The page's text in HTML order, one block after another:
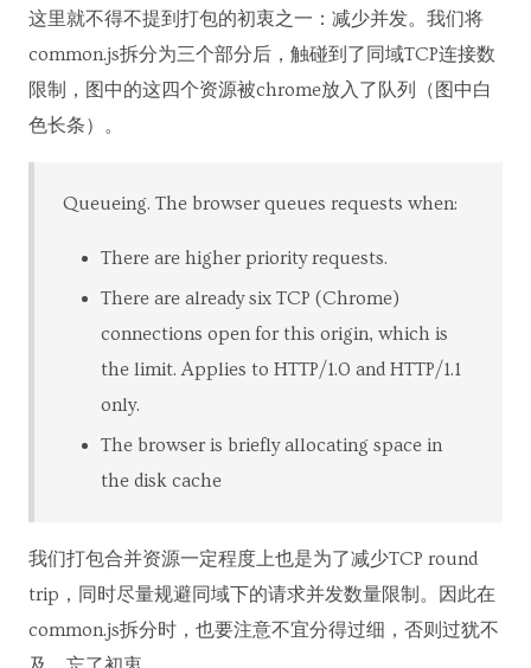
这里就不得不提到打包的初衷之一：减少并发。我们将
common.js拆分为三个部分后，触碰到了同域TCP连接数
限制，图中的这四个资源被chrome放入了队列（图中白
色长条）。
Queueing. The browser queues requests when:
There are higher priority requests.
There are already six TCP (Chrome)
connections open for this origin, which is
the limit. Applies to HTTP/1.0 and HTTP/1.1
only.
The browser is briefly allocating space in
the disk cache
我们打包合并资源一定程度上也是为了减少TCP round
trip，同时尽量规避同域下的请求并发数量限制。因此在
common.js拆分时，也要注意不宜分得过细，否则过犹不